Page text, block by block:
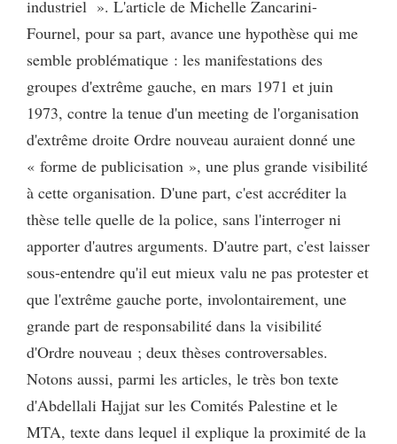
industriel ». L'article de Michelle Zancarini-
Fournel, pour sa part, avance une hypothèse qui me
semble problématique : les manifestations des
groupes d'extrême gauche, en mars 1971 et juin
1973, contre la tenue d'un meeting de l'organisation
d'extrême droite Ordre nouveau auraient donné une
« forme de publicisation », une plus grande visibilité
à cette organisation. D'une part, c'est accréditer la
thèse telle quelle de la police, sans l'interroger ni
apporter d'autres arguments. D'autre part, c'est laisser
sous-entendre qu'il eut mieux valu ne pas protester et
que l'extrême gauche porte, involontairement, une
grande part de responsabilité dans la visibilité
d'Ordre nouveau ; deux thèses controversables.
Notons aussi, parmi les articles, le très bon texte
d'Abdellali Hajjat sur les Comités Palestine et le
MTA, texte dans lequel il explique la proximité de la